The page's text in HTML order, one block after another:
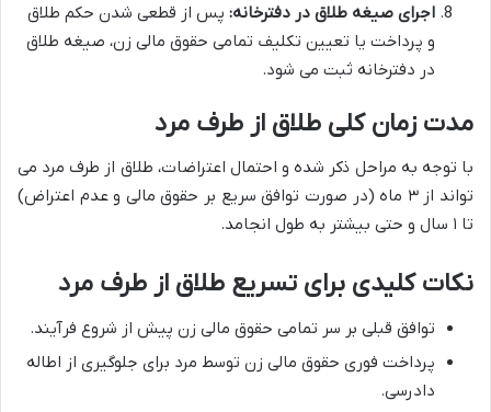
اجرای صیغه طلاق در دفترخانه: پس از قطعی شدن حکم طلاق
و پرداخت یا تعیین تکلیف تمامی حقوق مالی زن، صیغه طلاق
در دفترخانه ثبت می شود.
مدت زمان کلی طلاق از طرف مرد
با توجه به مراحل ذکر شده و احتمال اعتراضات، طلاق از طرف مرد می
تواند از ۳ ماه (در صورت توافق سریع بر حقوق مالی و عدم اعتراض)
تا ۱ سال و حتی بیشتر به طول انجامد.
نکات کلیدی برای تسریع طلاق از طرف مرد
توافق قبلی بر سر تمامی حقوق مالی زن پیش از شروع فرآیند.
پرداخت فوری حقوق مالی زن توسط مرد برای جلوگیری از اطاله
دادرسی.